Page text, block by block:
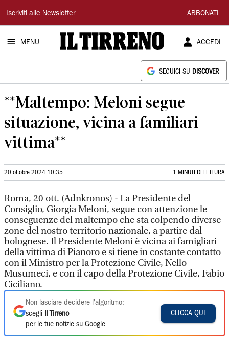
Il
Tirreno
Iscriviti alle Newsletter ABBONATI
MENU ACCEDI
SEGUICI SU DISCOVER
**Maltempo: Meloni segue
situazione, vicina a familiari
vittima**
20 ottobre 2024 10:35 1 MINUTI DI LETTURA
Roma, 20 ott. (Adnkronos) - La Presidente del
Consiglio, Giorgia Meloni, segue con attenzione le
conseguenze del maltempo che sta colpendo diverse
zone del nostro territorio nazionale, a partire dal
bolognese. Il Presidente Meloni è vicina ai famigliari
della vittima di Pianoro e si tiene in costante contatto
con il Ministro per la Protezione Civile, Nello
Musumeci, e con il capo della Protezione Civile, Fabio
Ciciliano.
Non lasciare decidere l'algoritmo:
scegli
Il Tirreno
per le tue notizie su Google
CLICCA QUI